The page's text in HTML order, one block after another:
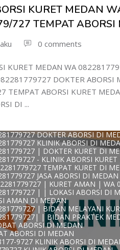
KURET MEDAN
727 TEMPAT
0 comments
KURET MEDAN WA
DOKTER ABORSI
TEMPAT ABORSI KURET
DI ...
TEMPAT ABORSI
| | LOKASI ABORSI DI
DI MEDAN
BIDAN MELAYANI KURET
DI MEDAN
6282281779727 WA 082-
KLINIK ABORSI KURET
TEMPAT ABORSI DI
BIDAN ABORSI DI
TEMPAT ABORSI MEDAN
DOKTER ABORSI DI
KLINIK ABORSI DI
| DOKTER KURET DI
- KLINIK ABORSI KURET
TEMPAT KURET DI
JASA ABORSI DI MEDAN
| KURET AMAN | WA
| | LOKASI ABORSI DI
AMAN DI MEDAN
| BIDAN MELAYANI
| BIDAN PRAKTEK
ABORSI DI MEDAN
ABORSI DI MEDAN
9727 KLINIK ABORSI DI
KURET MEDAN WA
727 TEMPAT ABORSI MEDAN
DOKTER ABORSI MEDAN
KLINIK ABORSI MEDAN
TEMPAT ABORSI KURET
BIDAN ABORSI DI MEDAN
DOKTER ABORSI DI MEDAN
TEMPAT ABORSI
DOKTER KURET DI
TEMPAT KURET DI MEDAN
JASA ABORSI DI MEDAN